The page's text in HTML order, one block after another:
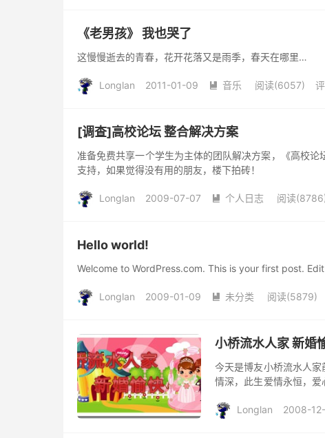
《老男孩》 我也哭了
这慢慢逝去的青春，花开花落又是雨季，春天在哪里…
Longlan 2011-01-09  音乐 阅读(6057)
[调查]高校论坛 整合解决方案
准备免费共享一个学生为主体的团队解决方案，《高校
支持，如果觉得没有用的朋友，楼下拍砖！
Longlan 2009-07-07  个人日志 阅读
Hello world!
Welcome to WordPress.com. This is your first post.
Longlan 2009-01-09  未分类 阅读(5879)
小桥流水人家 新婚
今天是博友小桥流水人
情深，此生爱情永恒，
梅。 ...Longlan 2008-